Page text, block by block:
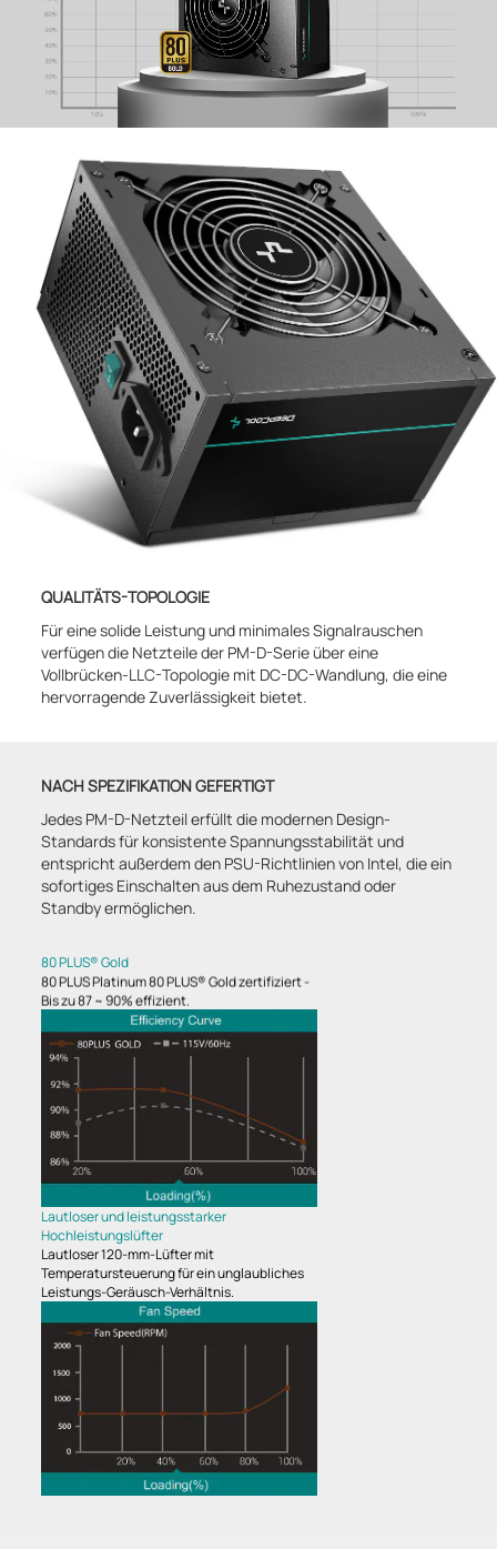
QUALITÄTS-TOPOLOGIE
Für eine solide Leistung und minimales Signalrauschen
verfügen die Netzteile der PM-D-Serie über eine
Vollbrücken-LLC-Topologie mit DC-DC-Wandlung, die eine
hervorragende Zuverlässigkeit bietet.
NACH SPEZIFIKATION GEFERTIGT
Jedes PM-D-Netzteil erfüllt die modernen Design-
Standards für konsistente Spannungsstabilität und
entspricht außerdem den PSU-Richtlinien von Intel, die ein
sofortiges Einschalten aus dem Ruhezustand oder
Standby ermöglichen.
80 PLUS® Gold
80 PLUS Platinum 80 PLUS® Gold zertifiziert -
Bis zu 87 ~ 90% effizient.
Lautloser und leistungsstarker
Hochleistungslüfter
Lautloser 120-mm-Lüfter mit
Temperatursteuerung für ein unglaubliches
Leistungs-Geräusch-Verhältnis.